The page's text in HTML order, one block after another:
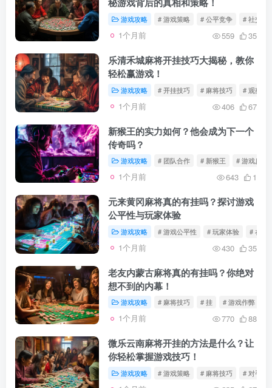
游戏攻略 # 游戏策略 # 公平竞争 # 社交娱
1个月前 559 35
乐清禾城麻将开挂技巧大揭秘，教你
轻松赢游戏！
游戏攻略 # 开挂技巧 # 麻将技巧 # 观察对
1个月前 406 67
新猴王的实力如何？他会成为下一个
传奇吗？
游戏攻略 # 团队合作 # 新猴王 # 游戏反应
1个月前 643 1
元来黄冈麻将真的有挂吗？探讨游戏
公平性与玩家体验
游戏攻略 # 游戏公平性 # 玩家体验 # 在线
1个月前 430 35
老友内蒙古麻将真的有挂吗？你绝对
想不到的内幕！
游戏攻略 # 麻将技巧 # 挂 # 游戏作弊
1个月前 770 88
微乐云南麻将开挂的方法是什么？让
你轻松掌握游戏技巧！
游戏攻略 # 游戏策略 # 麻将技巧 # 对手分